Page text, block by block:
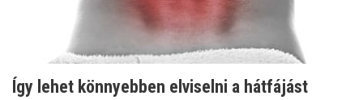
Így lehet könnyebben elviselni a hátfájást